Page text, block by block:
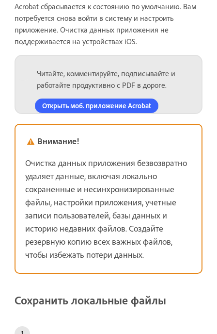
Acrobat сбрасывается к состоянию по умолчанию. Вам
потребуется снова войти в систему и настроить
приложение. Очистка данных приложения не
поддерживается на устройствах iOS.
Читайте, комментируйте, подписывайте и
работайте продуктивно с PDF в дороге.
Открыть моб. приложение Acrobat
Внимание!
Очистка данных приложения безвозвратно
удаляет данные, включая локально
сохраненные и несинхронизированные
файлы, настройки приложения, учетные
записи пользователей, базы данных и
историю недавних файлов. Создайте
резервную копию всех важных файлов,
чтобы избежать потери данных.
Сохранить локальные файлы